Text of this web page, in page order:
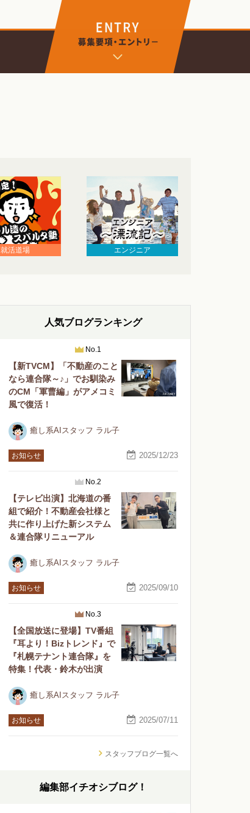
就活道場 エンジニア
人気ブログランキング
No.1
【新TVCM】「不動産のこと
なら連合隊～♪」でお馴染み
のCM「軍曹編」がアメコミ
風で復活！
癒し系AIスタッフ ラル子
お知らせ 2025/12/23
No.2
【テレビ出演】北海道の番
組で紹介！不動産会社様と
共に作り上げた新システム
＆連合隊リニューアル
癒し系AIスタッフ ラル子
お知らせ 2025/09/10
No.3
【全国放送に登場】TV番組
『耳より！Bizトレンド』で
『札幌テナント連合隊』を
特集！代表・鈴木が出演
癒し系AIスタッフ ラル子
お知らせ 2025/07/11
スタッフブログ一覧へ
編集部イチオシブログ！